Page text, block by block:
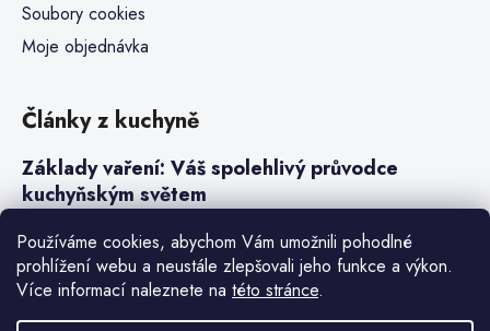
Používáme cookies, abychom Vám umožnili pohodlné
prohlížení webu a neustále zlepšovali jeho funkce a výkon.
Více informací naleznete na této stránce.
Soubory cookies
Moje objednávka
Články z kuchyně
Základy vaření: Váš spolehlivý průvodce
kuchyňským světem
Steaky a sous-vide vaření
Jak vařit v tlakovém hrnci neboli papiňáku